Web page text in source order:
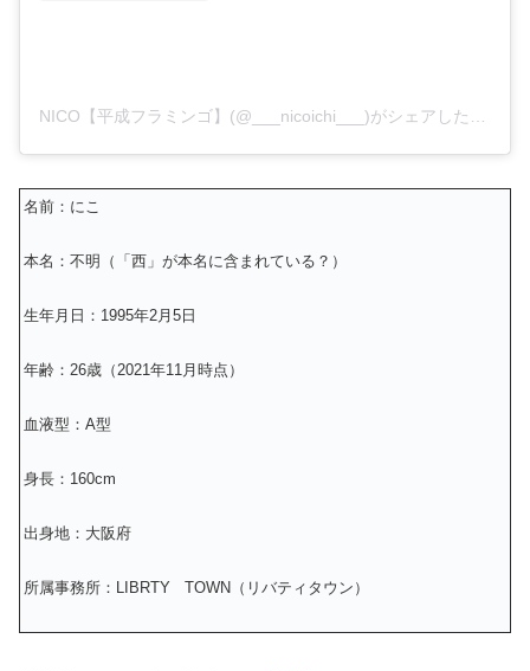
名前：にこ
本名：不明（「西」が本名に含まれている？）
生年月日：1995年2月5日
年齢：26歳（2021年11月時点）
血液型：A型
身長：160cm
出身地：大阪府
所属事務所：LIBRTY TOWN（リバティタウン）